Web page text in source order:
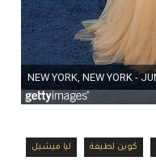
كوين لطيفة ليا ميشيل